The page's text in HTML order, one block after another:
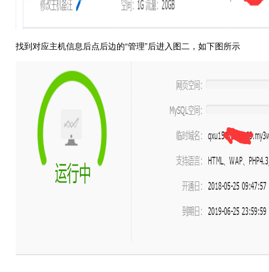
找到对应主机信息后点后边的“管理”后进入图二，如下图所示